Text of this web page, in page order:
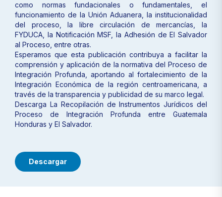
como normas fundacionales o fundamentales, el
funcionamiento de la Unión Aduanera, la institucionalidad
del proceso, la libre circulación de mercancías, la
FYDUCA, la Notificación MSF, la Adhesión de El Salvador
al Proceso, entre otras.
Esperamos que esta publicación contribuya a facilitar la
comprensión y aplicación de la normativa del Proceso de
Integración Profunda, aportando al fortalecimiento de la
Integración Económica de la región centroamericana, a
través de la transparencia y publicidad de su marco legal.
Descarga La Recopilación de Instrumentos Jurídicos del
Proceso de Integración Profunda entre Guatemala
Honduras y El Salvador.
Descargar